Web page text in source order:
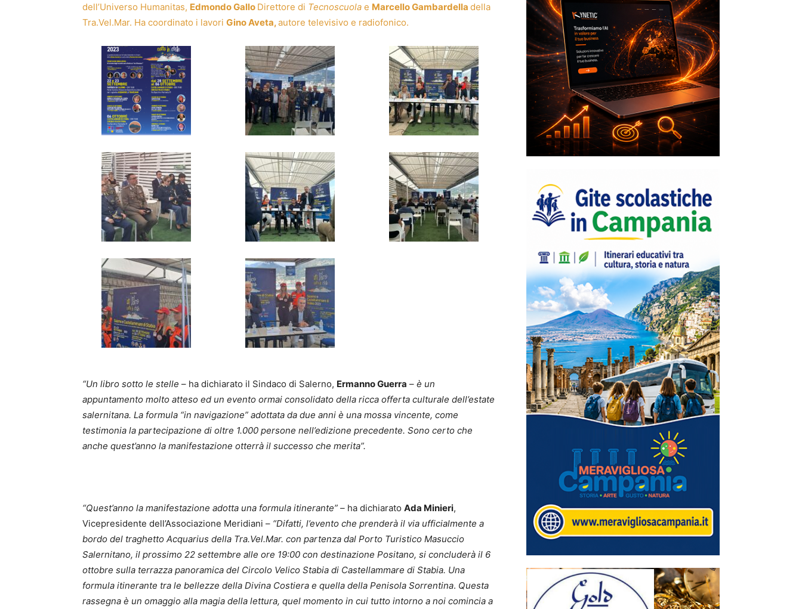
dell’Universo Humanitas, Edmondo Gallo Direttore di Tecnoscuola e Marcello Gambardella della
Tra.Vel.Mar. Ha coordinato i lavori Gino Aveta,autore televisivo e radiofonico.
“Un libro sotto le stelle – ha dichiarato il Sindaco di Salerno, Ermanno Guerra – è un
appuntamento molto atteso ed un evento ormai consolidato della ricca offerta culturale dell’estate
salernitana. La formula “in navigazione” adottata da due anni è una mossa vincente, come
testimonia la partecipazione di oltre 1.000 persone nell’edizione precedente. Sono certo che
anche quest’anno la manifestazione otterrà il successo che merita”.
“Quest’anno la manifestazione adotta una formula itinerante” – ha dichiarato Ada Minieri,
Vicepresidente dell’Associazione Meridiani – “Difatti, l’evento che prenderà il via ufficialmente a
bordo del traghetto Acquarius della Tra.Vel.Mar. con partenza dal Porto Turistico Masuccio
Salernitano, il prossimo 22 settembre alle ore 19:00 con destinazione Positano, si concluderà il 6
ottobre sulla terrazza panoramica del Circolo Velico Stabia di Castellammare di Stabia. Una
formula itinerante tra le bellezze della Divina Costiera e quella della Penisola Sorrentina. Questa
rassegna è un omaggio alla magia della lettura, quel momento in cui tutto intorno a noi comincia a